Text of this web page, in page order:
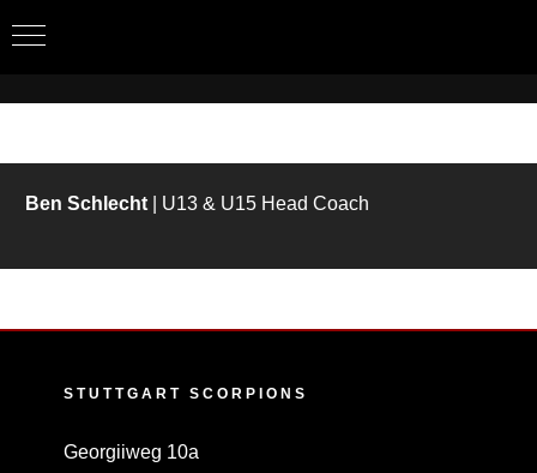
Ben Schlecht| U13 & U15 Head Coach
STUTTGART SCORPIONS
Georgiiweg 10a